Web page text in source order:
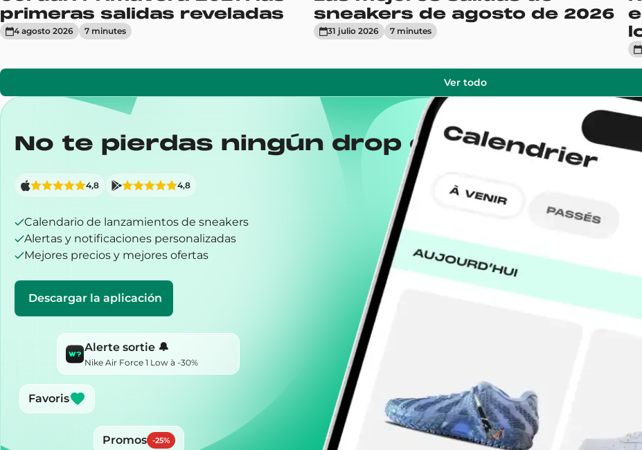
primeras salidas reveladas
4 agosto 2026 7 minutes
sneakers de agosto de 2026
31 julio 2026 7 minutes
Ver todo
No te pierdas ningún drop con la app
Calendario de lanzamientos de sneakers
Alertas y notificaciones personalizadas
Mejores precios y mejores ofertas
Descargar la aplicación
4,8 4,8
Alerte sortie 🔔
Nike Air Force 1 Low à -30%
Favoris
Promos -25%